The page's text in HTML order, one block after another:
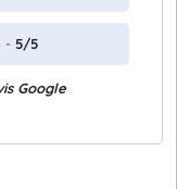
- 5/5
Google